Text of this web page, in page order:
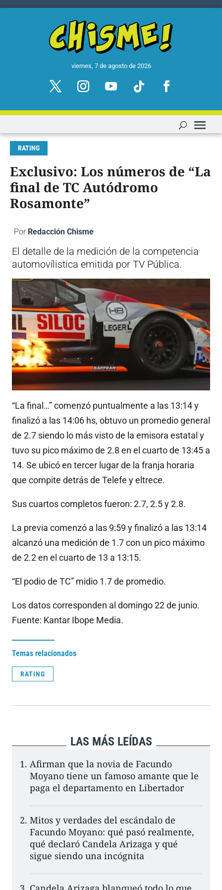
viernes, 7 de agosto de 2026
RATING
Exclusivo: Los números de “La
final de TC Autódromo
Rosamonte”
Por Redacción Chisme
El detalle de la medición de la competencia
automovílistica emitida por TV Pública.
“La final…” comenzó puntualmente a las 13:14 y
finalizó a las 14:06 hs, obtuvo un promedio general
de 2.7 siendo lo más visto de la emisora estatal y
tuvo su pico máximo de 2.8 en el cuarto de 13:45 a
14. Se ubicó en tercer lugar de la franja horaria
que compite detrás de Telefe y eltrece.
Sus cuartos completos fueron: 2.7, 2.5 y 2.8.
La previa comenzó a las 9:59 y finalizó a las 13:14
alcanzó una medición de 1.7 con un pico máximo
de 2.2 en el cuarto de 13 a 13:15.
“El podio de TC” midio 1.7 de promedio.
Los datos corresponden al domingo 22 de junio.
Fuente: Kantar Ibope Media.
Temas relacionados
RATING
LAS MÁS LEÍDAS
Afirman que la novia de Facundo
Moyano tiene un famoso amante que le
paga el departamento en Libertador
Mitos y verdades del escándalo de
Facundo Moyano: qué pasó realmente,
qué declaró Candela Arizaga y qué
sigue siendo una incógnita